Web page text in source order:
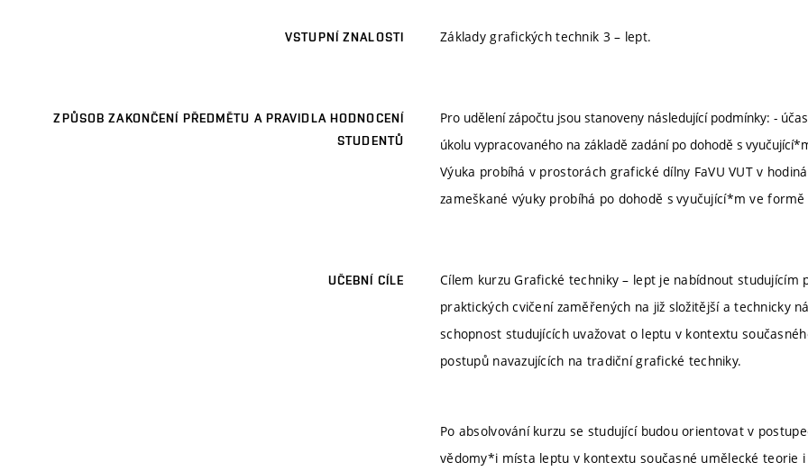
VSTUPNÍ ZNALOSTI Základy grafických technik 3 – lept.
ZPŮSOB ZAKONČENÍ PŘEDMĚTU A PRAVIDLA HODNOCENÍ
STUDENTŮ
Pro udělení zápočtu jsou stanoveny následující podmínky: -
úkolu vypracovaného na základě zadání po dohodě s
Výuka probíhá v prostorách grafické dílny FaVU VUT v
zameškané výuky probíhá po dohodě s vyučující*m ve
UČEBNÍ CÍLE
Cílem kurzu Grafické techniky – lept je nabídnout
praktických cvičení zaměřených na již složitější a technicky
schopnost studujících uvažovat o leptu v kontextu
postupů navazujících na tradiční grafické techniky.
Po absolvování kurzu se studující budou orientovat v
vědomy*i místa leptu v kontextu současné umělecké